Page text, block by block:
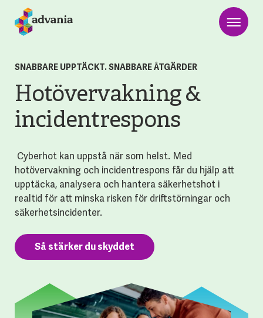
SNABBARE UPPTÄCKT. SNABBARE ÅTGÄRDER
Hotövervakning &
incidentrespons
Cyberhot kan uppstå när som helst. Med
hotövervakning och incidentrespons får du hjälp att
upptäcka, analysera och hantera säkerhetshot i
realtid för att minska risken för driftstörningar och
säkerhetsincidenter.
Så stärker du skyddet